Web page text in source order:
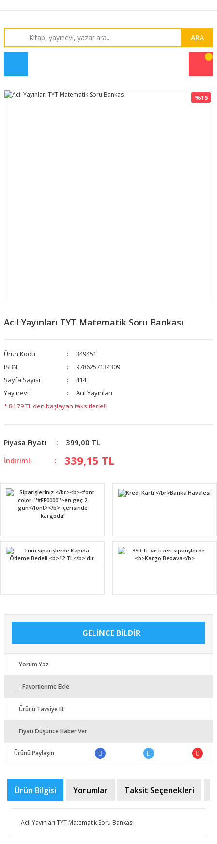
ARA
%15
Acil Yayınları TYT Matematik Soru Bankası
Ürün Kodu
349451
ISBN
9786257134309
Sayfa Sayısı
414
Yayınevi
Acil Yayınları
* 84,79 TL den başlayan taksitlerle!!
Piyasa Fiyatı 399,00 TL
İndirimli 339,15 TL
GELİNCE BİLDİR
Yorum Yaz
Favorilerime Ekle
Ürünü Tavsiye Et
Fiyatı Düşünce Haber Ver
Ürünü Paylaşın
Ürün Bilgisi Yorumlar Taksit Seçenekleri
Acil Yayınları TYT Matematik Soru Bankası